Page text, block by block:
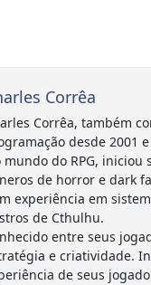
Corrêa
Corrêa, também
desde 2001
mundo do RPG,
de horror e dark
experiência em
de Cthulhu.
entre seus
e criatividade.
de seus